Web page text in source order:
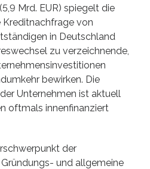
Mrd. EUR) spiegelt die
von
in Deutschland
zu verzeichnende,
bewirken. Die
Unternehmen ist aktuell
oftmals innenfinanziert
der
und allgemeine